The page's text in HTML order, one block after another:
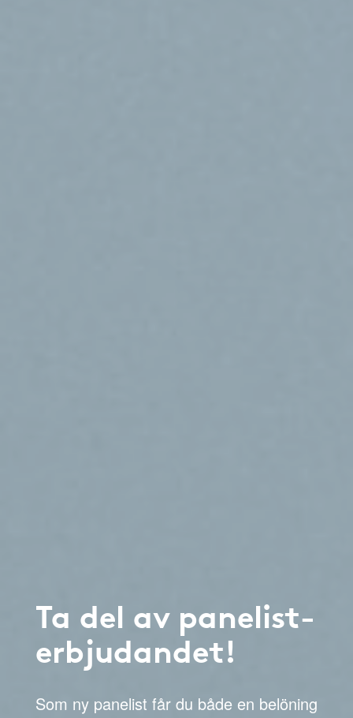
Ta del av panelist-
erbjudandet!
Som ny panelist får du både en belöning